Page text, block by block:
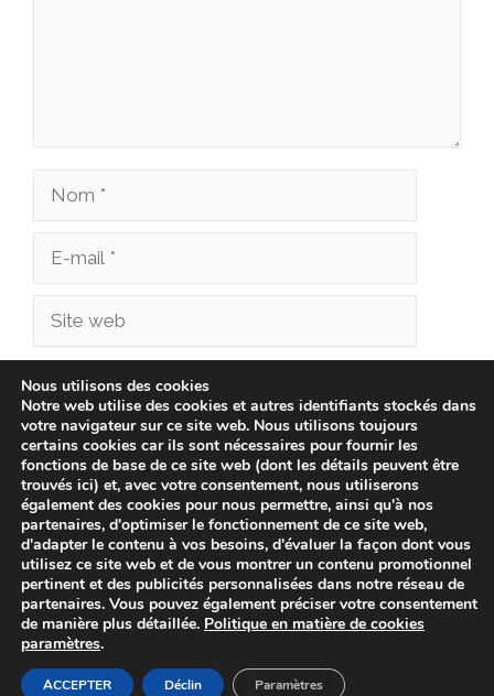
Nom
Site
Enregistrer mon nom, mon e-mail et mon site
dans le navigateur pour mon prochain
commentaire.
© 2026 cliniqueveterinairechampionnet.fr -
confidentialité
-Avis Juridique-Politique de Cookies
Nous utilisons des cookies
Notre web utilise des cookies et autres identifiants stockés dans
votre navigateur sur ce site web. Nous utilisons toujours
certains cookies car ils sont nécessaires pour fournir les
fonctions de base de ce site web (dont les détails peuvent être
trouvés ici) et, avec votre consentement, nous utiliserons
également des cookies pour nous permettre, ainsi qu'à nos
partenaires, d'optimiser le fonctionnement de ce site web,
d'adapter le contenu à vos besoins, d'évaluer la façon dont vous
utilisez ce site web et de vous montrer un contenu promotionnel
pertinent et des publicités personnalisées dans notre réseau de
partenaires. Vous pouvez également préciser votre consentement
de manière plus détaillée. Politique en matière de cookies
paramètres.
ACCEPTER Déclin Paramètres